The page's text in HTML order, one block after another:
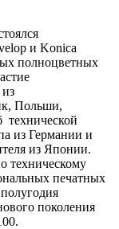
и Konica
полноцветных
Польши,
технической
из Германии и
из Японии.
техническому
печатных
поколения